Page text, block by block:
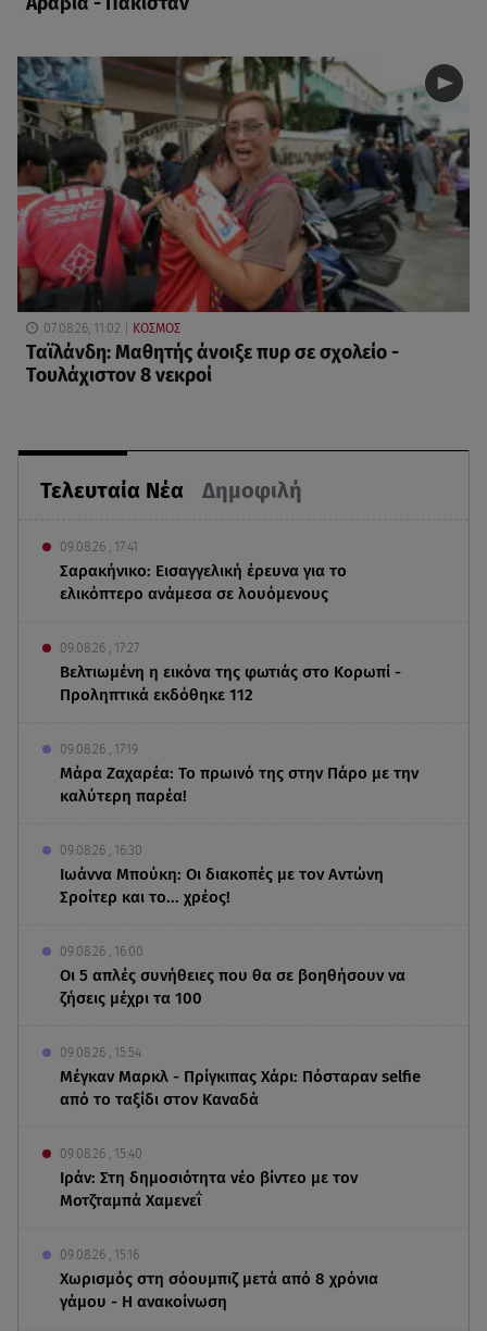
Τελευταία Νέα Δημοφιλή
09.08.26 , 17:41
Σαρακήνικο: Εισαγγελική έρευνα για το
ελικόπτερο ανάμεσα σε λουόμενους
09.08.26 , 17:27
Βελτιωμένη η εικόνα της φωτιάς στο Κορωπί -
Προληπτικά εκδόθηκε 112
09.08.26 , 17:19
Μάρα Ζαχαρέα: Το πρωινό της στην Πάρο με την
καλύτερη παρέα!
09.08.26 , 16:30
Ιωάννα Μπούκη: Οι διακοπές με τον Αντώνη
Σροίτερ και το... χρέος!
09.08.26 , 16:00
Οι 5 απλές συνήθειες που θα σε βοηθήσουν να
ζήσεις μέχρι τα 100
09.08.26 , 15:54
Μέγκαν Μαρκλ - Πρίγκιπας Χάρι: Πόσταραν selfie
από το ταξίδι στον Καναδά
09.08.26 , 15:40
Ιράν: Στη δημοσιότητα νέο βίντεο με τον
Μοτζταμπά Χαμενεΐ
09.08.26 , 15:16
Χωρισμός στη σόουμπιζ μετά από 8 χρόνια
γάμου - Η ανακοίνωση
07.08.26, 11:02 ΚΟΣΜΟΣ
Ταϊλάνδη: Μαθητής άνοιξε πυρ σε σχολείο -
Τουλάχιστον 8 νεκροί